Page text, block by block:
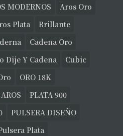
MODERNOS
Aros Oro
Plata
Brillante
Cadena Oro
Dije Y Cadena
Cubic
ORO 18K
PLATA 900
PULSERA DISEÑO
Plata